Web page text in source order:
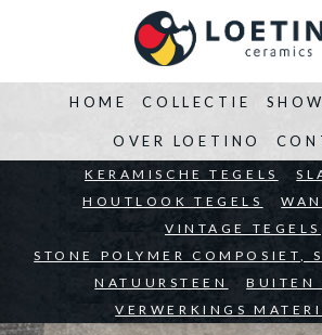
HOME
BEDRIJVEN ARCHITECTEN
COLLECTIE
KERAMISCHE TEGELS
HOUTLOOK TEGELS
VINTAGE TEGELS
STONE POLYMER COMPOSIET,
NATUURSTEEN
BUITEN
VERWERKINGS
OVER LOETINO